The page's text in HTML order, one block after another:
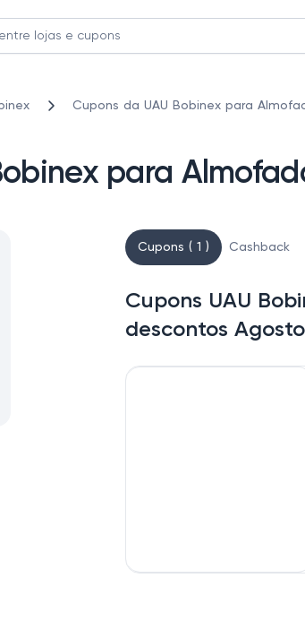
Cupons da UAU Bobinex para
para
Cupons ( 1 ) Cashback
Cupons UAU
descontos